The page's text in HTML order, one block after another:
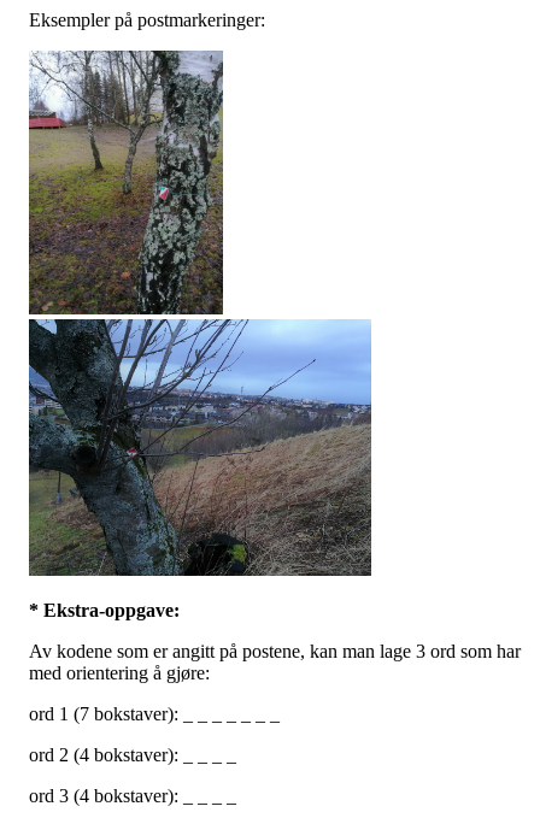
Eksempler på postmarkeringer:
* Ekstra-oppgave:
Av kodene som er angitt på postene, kan man lage 3 ord som har
med orientering å gjøre:
ord 1 (7 bokstaver): _ _ _ _ _ _ _
ord 2 (4 bokstaver): _ _ _ _
ord 3 (4 bokstaver): _ _ _ _